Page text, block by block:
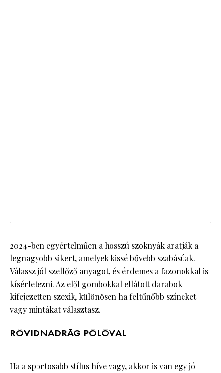
2024-ben egyértelműen a hosszú szoknyák aratják a
legnagyobb sikert, amelyek kissé bővebb szabásúak.
Válassz jól szellőző anyagot, és érdemes a fazonokkal is
kísérletezni. Az elől gombokkal ellátott darabok
kifejezetten szexik, különösen ha feltűnőbb színeket
vagy mintákat választasz.
RÖVIDNADRÁG PÓLÓVAL
Ha a sportosabb stílus híve vagy, akkor is van egy jó